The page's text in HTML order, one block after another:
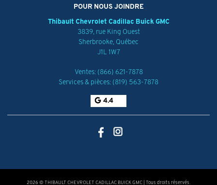
POUR NOUS JOINDRE
Thibault Chevrolet Cadillac Buick GMC
3839, rue King Ouest
Sherbrooke, Québec
J1L 1W7
Ventes: (866) 621-7878
Services & pièces: (819) 563-7878
4.4
2026 © THIBAULT CHEVROLET CADILLAC BUICK GMC | Tous droits réservés.